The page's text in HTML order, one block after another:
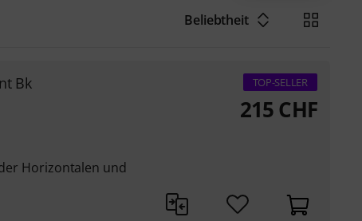
Beliebtheit
Bk
Horizontalen und
TOP-SELLER
215CHF